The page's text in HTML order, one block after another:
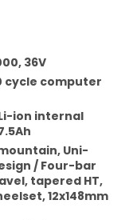
36V
cycle computer
Li-ion internal
Uni-
/ Four-bar
tapered HT,
12x148mm